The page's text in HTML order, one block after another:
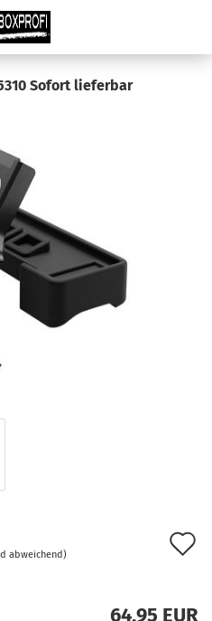
Sofort lieferbar
abweichend)
64,95 EUR